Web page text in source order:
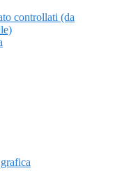
controllati (da